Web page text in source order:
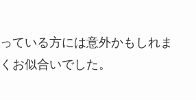
ている方には意外かもしれま
お似合いでした。